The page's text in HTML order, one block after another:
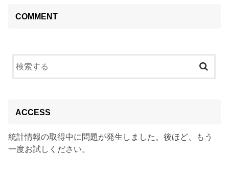
COMMENT
ACCESS
統計情報の取得中に問題が発生しました。後ほど、もう
一度お試しください。